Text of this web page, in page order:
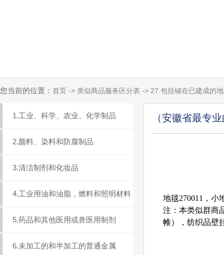
您当前的位置： 首页 -> 类似商品服务区分表 -> 27.包括铺在已建成的
1.工业、科学、农业、化学制品
2.颜料、染料和防腐制品
3.清洁制剂和化妆品
4.工业用油和油脂，燃料和照明材料
5.药品和其他医用或兽医用制剂
6.未加工的和半加工的普通金属
（安徽省最专
地毯270011，小
注：本类似群商
帷），纺织品壁